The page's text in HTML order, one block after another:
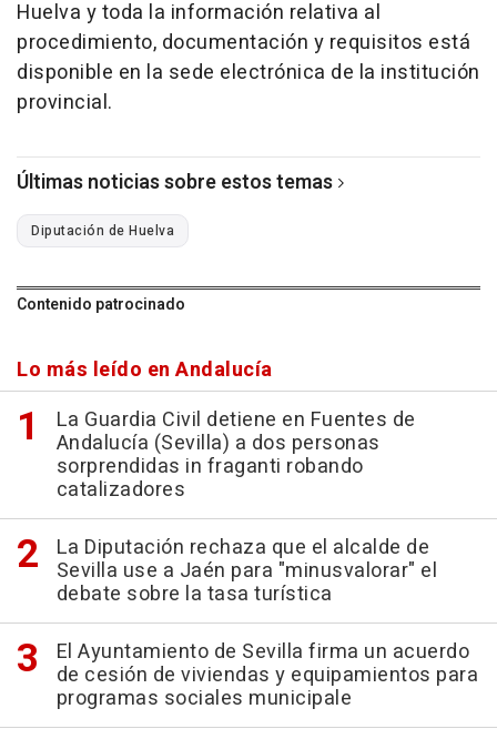
Huelva y toda la información relativa al
procedimiento, documentación y requisitos está
disponible en la sede electrónica de la institución
provincial.
Últimas noticias sobre estos temas
Diputación de Huelva
Contenido patrocinado
Lo más leído en Andalucía
La Guardia Civil detiene en Fuentes de
Andalucía (Sevilla) a dos personas
sorprendidas in fraganti robando
catalizadores
La Diputación rechaza que el alcalde de
Sevilla use a Jaén para "minusvalorar" el
debate sobre la tasa turística
El Ayuntamiento de Sevilla firma un acuerdo
de cesión de viviendas y equipamientos para
programas sociales municipale